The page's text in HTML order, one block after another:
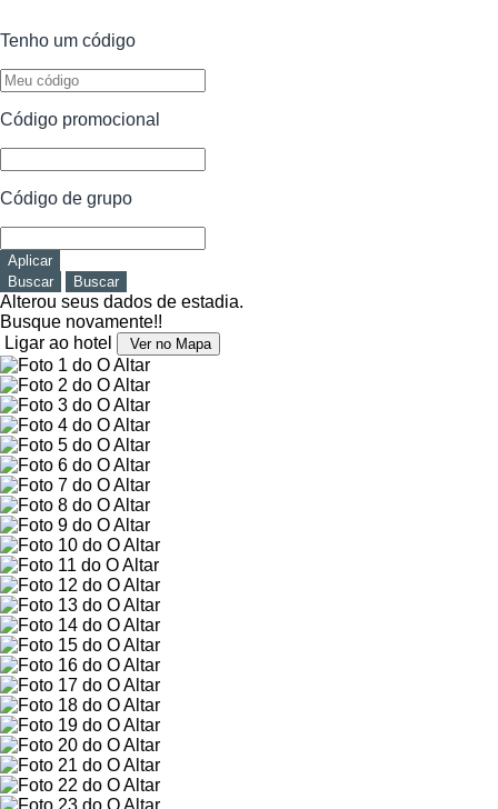
Tenho um código
Código promocional
Código de grupo
Aplicar
Buscar
Buscar
Alterou seus dados de estadia.
Busque novamente!!
Ligar ao hotel
Ver no Mapa